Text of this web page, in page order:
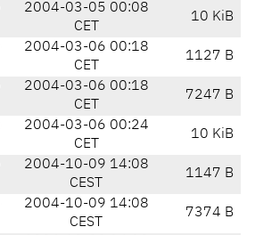
2004-03-05 00:08
CET
10 KiB
2004-03-06 00:18
CET
1127 B
2004-03-06 00:18
CET
7247 B
2004-03-06 00:24
CET
10 KiB
2004-10-09 14:08
CEST
1147 B
2004-10-09 14:08
CEST
7374 B